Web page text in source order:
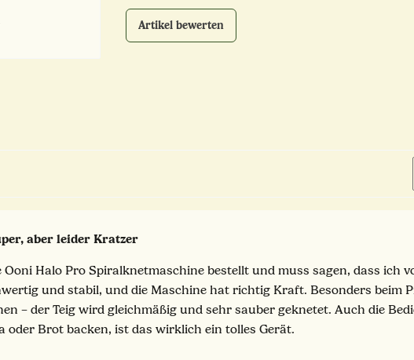
Artikel bewerten
aber leider Kratzer
Ooni Halo Pro Spiralknetmaschine bestellt und muss sagen, dass ich
und stabil, und die Maschine hat richtig Kraft. Besonders beim
– der Teig wird gleichmäßig und sehr sauber geknetet. Auch die
oder Brot backen, ist das wirklich ein tolles Gerät.